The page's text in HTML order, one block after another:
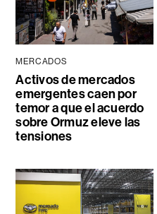
MERCADOS
Activos de mercados
emergentes caen por
temor a que el acuerdo
sobre Ormuz eleve las
tensiones